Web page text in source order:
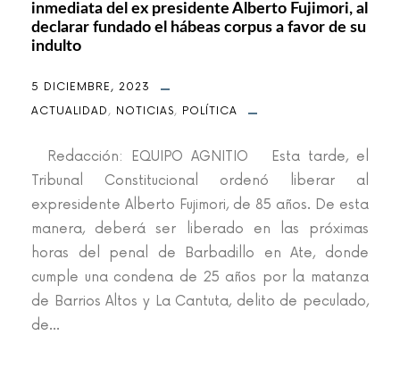
inmediata del ex presidente Alberto Fujimori, al
declarar fundado el hábeas corpus a favor de su
indulto
5 DICIEMBRE, 2023
ACTUALIDAD, NOTICIAS, POLÍTICA
Redacción: EQUIPO AGNITIO Esta tarde, el
Tribunal Constitucional ordenó liberar al
expresidente Alberto Fujimori, de 85 años. De esta
manera, deberá ser liberado en las próximas
horas del penal de Barbadillo en Ate, donde
cumple una condena de 25 años por la matanza
de Barrios Altos y La Cantuta, delito de peculado,
de...